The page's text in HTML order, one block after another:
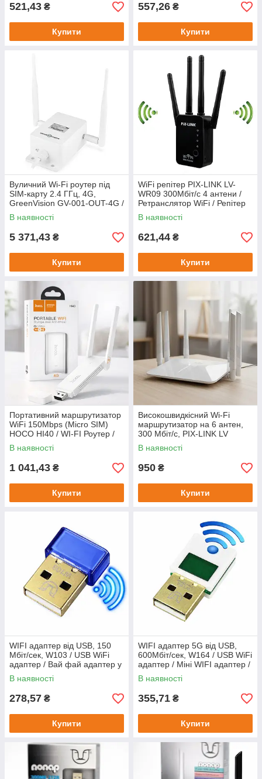
521,43 ₴
Купити
557,26 ₴
Купити
Вуличний Wi-Fi роутер під
SIM-карту 2.4 ГГц, 4G,
GreenVision GV-001-OUT-4G /
Зовнішній маршрутизатор
для відеоспостереження
В наявності
5 371,43 ₴
Купити
WiFi репітер PIX-LINK LV-
WR09 300Мбіт/с 4 антени /
Ретранслятор WiFi / Репітер
WiFi / Підсилювач вайфаю
В наявності
621,44 ₴
Купити
Портативний маршрутизатор
WiFi 150Mbps (Micro SIM)
HOCO HI40 / WI-FI Роутер /
Вай фай роутер / USB Модем
В наявності
1 041,43 ₴
Купити
Високошвидкісний Wi-Fi
маршрутизатор на 6 антен,
300 Мбіт/с, PIX-LINK LV
WR50Q / Роутер WiFi /
Маршрутизатор / Роутер для
В наявності
950 ₴
Купити
WIFI адаптер від USB, 150
Мбіт/сек, W103 / USB WiFi
адаптер / Вай фай адаптер у
комп'ютер / Міні WIFI
адаптер
В наявності
278,57 ₴
Купити
WIFI адаптер 5G від USB,
600Мбіт/сек, W164 / USB WiFi
адаптер / Міні WIFI адаптер /
Вай фай адаптер у
комп'ютер
В наявності
355,71 ₴
Купити